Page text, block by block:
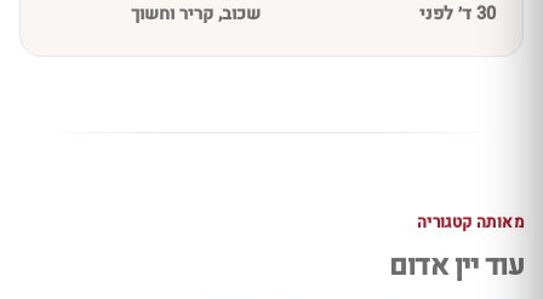
30 ד׳ לפני שכוב, קריר וחשוך
מאותה קטגוריה
עוד יין אדום